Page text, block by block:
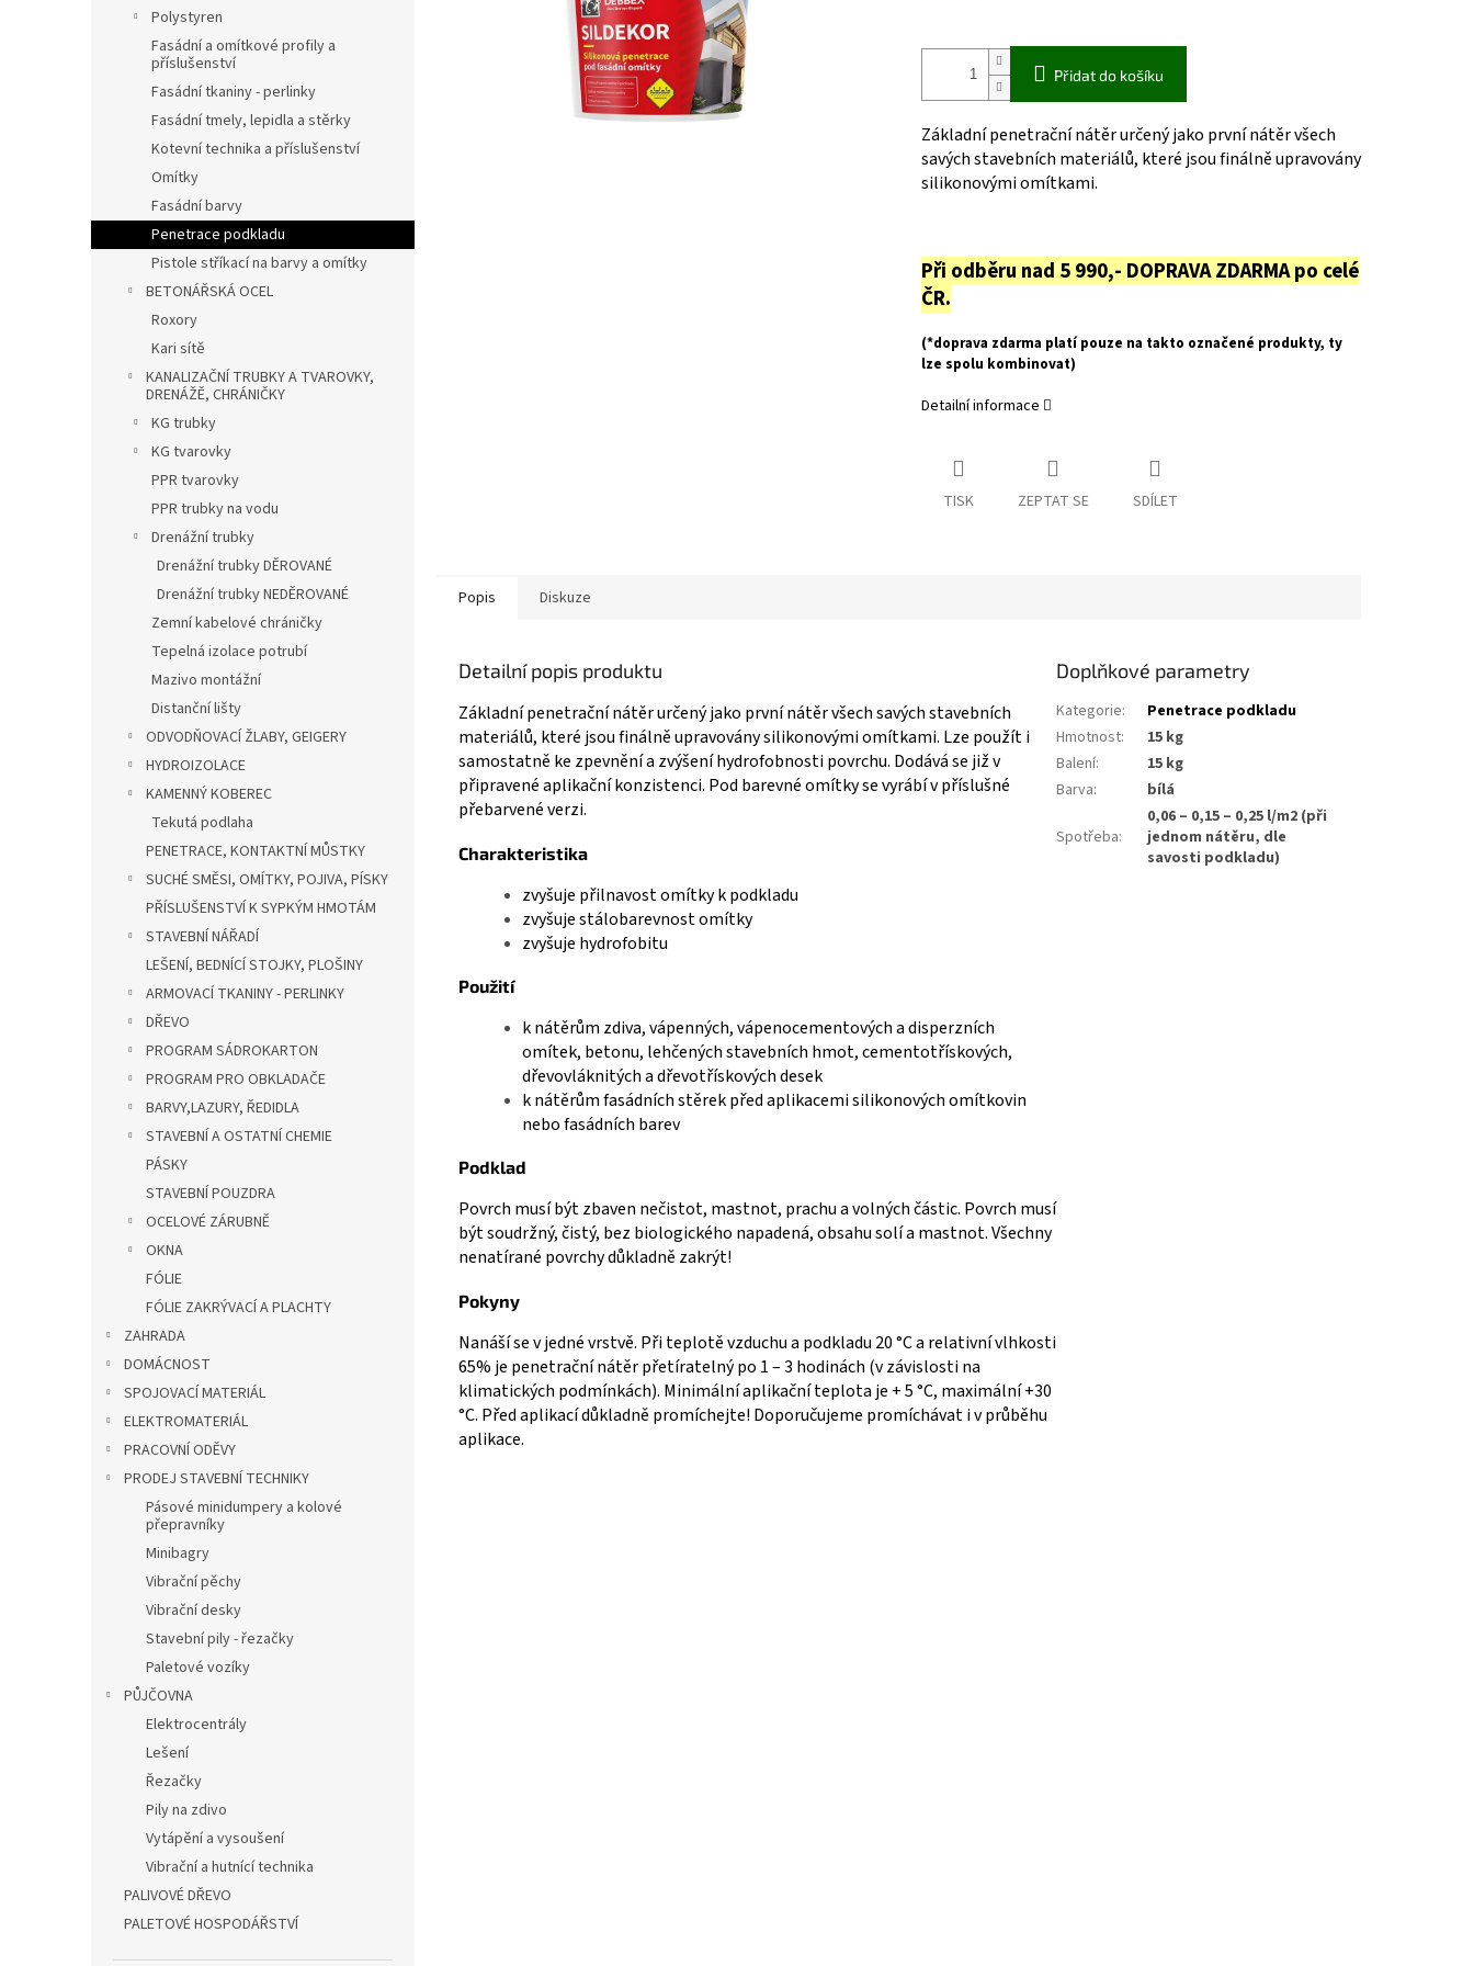
Polystyren
Fasádní a omítkové profily a
příslušenství
Fasádní tkaniny - perlinky
Fasádní tmely, lepidla a stěrky
Kotevní technika a příslušenství
Omítky
Fasádní barvy
Penetrace podkladu
Pistole stříkací na barvy a omítky
BETONÁŘSKÁ OCEL
Roxory
Kari sítě
KANALIZAČNÍ TRUBKY A TVAROVKY,
DRENÁŽĚ, CHRÁNIČKY
KG trubky
KG tvarovky
PPR tvarovky
PPR trubky na vodu
Drenážní trubky
Drenážní trubky DĚROVANÉ
Drenážní trubky NEDĚROVANÉ
Zemní kabelové chráničky
Tepelná izolace potrubí
Mazivo montážní
Distanční lišty
ODVODŇOVACÍ ŽLABY, GEIGERY
HYDROIZOLACE
KAMENNÝ KOBEREC
Tekutá podlaha
PENETRACE, KONTAKTNÍ MŮSTKY
SUCHÉ SMĚSI, OMÍTKY, POJIVA, PÍSKY
PŘÍSLUŠENSTVÍ K SYPKÝM HMOTÁM
STAVEBNÍ NÁŘADÍ
LEŠENÍ, BEDNÍCÍ STOJKY, PLOŠINY
ARMOVACÍ TKANINY - PERLINKY
DŘEVO
PROGRAM SÁDROKARTON
PROGRAM PRO OBKLADAČE
BARVY,LAZURY, ŘEDIDLA
STAVEBNÍ A OSTATNÍ CHEMIE
PÁSKY
STAVEBNÍ POUZDRA
OCELOVÉ ZÁRUBNĚ
OKNA
FÓLIE
FÓLIE ZAKRÝVACÍ A PLACHTY
ZAHRADA
DOMÁCNOST
SPOJOVACÍ MATERIÁL
ELEKTROMATERIÁL
PRACOVNÍ ODĚVY
PRODEJ STAVEBNÍ TECHNIKY
Pásové minidumpery a kolové
přepravníky
Minibagry
Vibrační pěchy
Vibrační desky
Stavební pily - řezačky
Paletové vozíky
PŮJČOVNA
Elektrocentrály
Lešení
Řezačky
Pily na zdivo
Vytápění a vysoušení
Vibrační a hutnící technika
PALIVOVÉ DŘEVO
PALETOVÉ HOSPODÁŘSTVÍ
Přidat do košíku
Základní penetrační nátěr určený jako první nátěr všech
savých stavebních materiálů, které jsou finálně upravovány
silikonovými omítkami.
Při odběru nad 5 990,- DOPRAVA ZDARMA po celé
ČR.
(*doprava zdarma platí pouze na takto označené produkty, ty
lze spolu kombinovat)
Detailní informace
TISK ZEPTAT SE SDÍLET
Popis Diskuze
Detailní popis produktu
Základní penetrační nátěr určený jako první nátěr všech savých stavebních
materiálů, které jsou finálně upravovány silikonovými omítkami. Lze použít i
samostatně ke zpevnění a zvýšení hydrofobnosti povrchu. Dodává se již v
připravené aplikační konzistenci. Pod barevné omítky se vyrábí v příslušné
přebarvené verzi.
Charakteristika
zvyšuje přilnavost omítky k podkladu
zvyšuje stálobarevnost omítky
zvyšuje hydrofobitu
Použití
k nátěrům zdiva, vápenných, vápenocementových a disperzních
omítek, betonu, lehčených stavebních hmot, cementotřískových,
dřevovláknitých a dřevotřískových desek
k nátěrům fasádních stěrek před aplikacemi silikonových omítkovin
nebo fasádních barev
Podklad
Povrch musí být zbaven nečistot, mastnot, prachu a volných částic. Povrch musí
být soudržný, čistý, bez biologického napadená, obsahu solí a mastnot. Všechny
nenatírané povrchy důkladně zakrýt!
Pokyny
Nanáší se v jedné vrstvě. Při teplotě vzduchu a podkladu 20 °C a relativní vlhkosti
65% je penetrační nátěr přetíratelný po 1 – 3 hodinách (v závislosti na
klimatických podmínkách). Minimální aplikační teplota je + 5 °C, maximální +30
°C. Před aplikací důkladně promíchejte! Doporučujeme promíchávat i v průběhu
aplikace.
Doplňkové parametry
Kategorie:
Penetrace podkladu
Hmotnost:
15 kg
Balení:
15 kg
Barva: bílá
Spotřeba:
0,06 – 0,15 – 0,25 l/m2 (při
jednom nátěru, dle
savosti podkladu)